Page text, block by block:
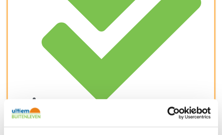
SKU56000017
accessoires,Huishouden,Kamperen,Schoonmaak en